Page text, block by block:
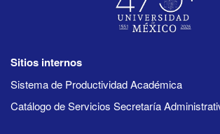
Sitios internos
Sistema de Productividad Académica
Catálogo de Servicios Secretaría